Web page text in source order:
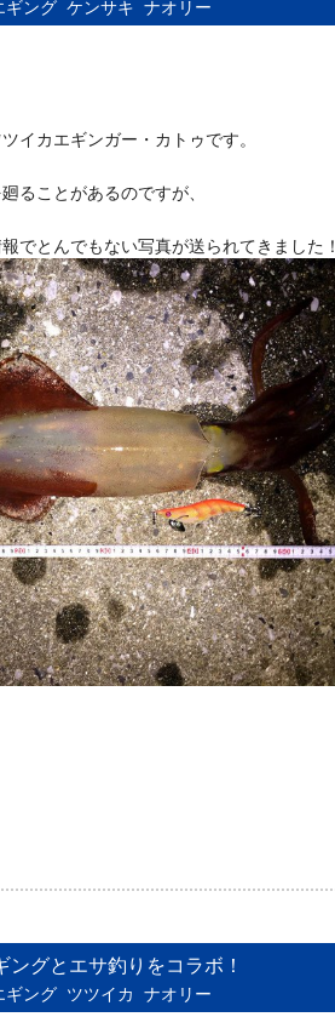
ギング ケンサキ ナオリー
イカエギンガー・カトゥです。
ることがあるのですが、
でとんでもない写真が送られてきました！
ングとエサ釣りをコラボ！
ギング ツツイカ ナオリー